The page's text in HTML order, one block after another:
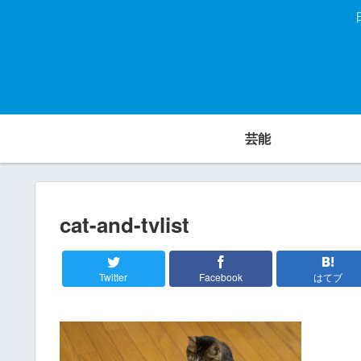
芸能
cat-and-tvlist
Twitter Facebook はてブ